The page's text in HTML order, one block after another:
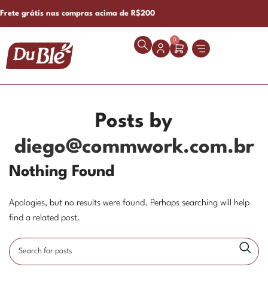
Frete grátis nas compras acima de R$200
0
Posts by
diego@commwork.com.br
Nothing Found
Apologies, but no results were found. Perhaps searching will help
find a related post.